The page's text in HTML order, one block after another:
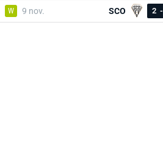
W 9 nov. SCO 2 -